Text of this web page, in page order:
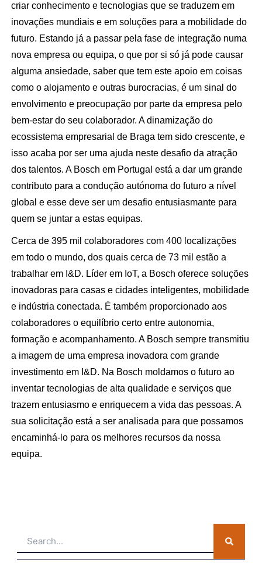
criar conhecimento e tecnologias que se traduzem em
inovações mundiais e em soluções para a mobilidade do
futuro. Estando já a passar pela fase de integração numa
nova empresa ou equipa, o que por si só já pode causar
alguma ansiedade, saber que tem este apoio em coisas
como o alojamento e outras burocracias, é um sinal do
envolvimento e preocupação por parte da empresa pelo
bem-estar do seu colaborador. A dinamização do
ecossistema empresarial de Braga tem sido crescente, e
isso acaba por ser uma ajuda neste desafio da atração
dos talentos. A Bosch em Portugal está a dar um grande
contributo para a condução autónoma do futuro a nível
global e esse deve ser um desafio entusiasmante para
quem se juntar a estas equipas.
Cerca de 395 mil colaboradores com 400 localizações
em todo o mundo, dos quais cerca de 73 mil estão a
trabalhar em I&D. Líder em IoT, a Bosch oferece soluções
inovadoras para casas e cidades inteligentes, mobilidade
e indústria conectada. É também proporcionado aos
colaboradores o equilíbrio certo entre autonomia,
formação e acompanhamento. A Bosch sempre transmitiu
a imagem de uma empresa inovadora com grande
investimento em I&D. Na Bosch moldamos o futuro ao
inventar tecnologias de alta qualidade e serviços que
trazem entusiasmo e enriquecem a vida das pessoas. A
sua solicitação está a ser analisada para que possamos
encaminhá-lo para os melhores recursos da nossa
equipa.